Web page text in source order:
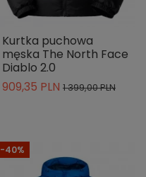
Kurtka puchowa
męska The North Face
Diablo 2.0
909,35 PLN 1 399,00 PLN
-40%